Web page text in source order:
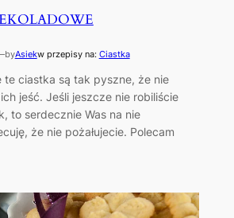
byAsiekw przepisy na: Ciastka
te ciastka są tak pyszne, że nie
jeść. Jeśli jeszcze nie robiliście
to serdecznie Was na nie
że nie pożałujecie. Polecam